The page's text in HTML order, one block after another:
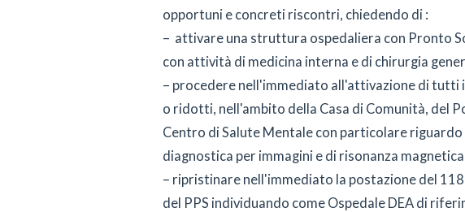
opportuni e concreti riscontri, chiedendo di :
– attivare una struttura ospedaliera con Pronto
con attività di medicina interna e di chirurgia
– procedere nell'immediato all'attivazione di tutti
o ridotti, nell'ambito della Casa di Comunità, del
Centro di Salute Mentale con particolare
diagnostica per immagini e di risonanza
– ripristinare nell'immediato la postazione del
del PPS individuando come Ospedale DEA di